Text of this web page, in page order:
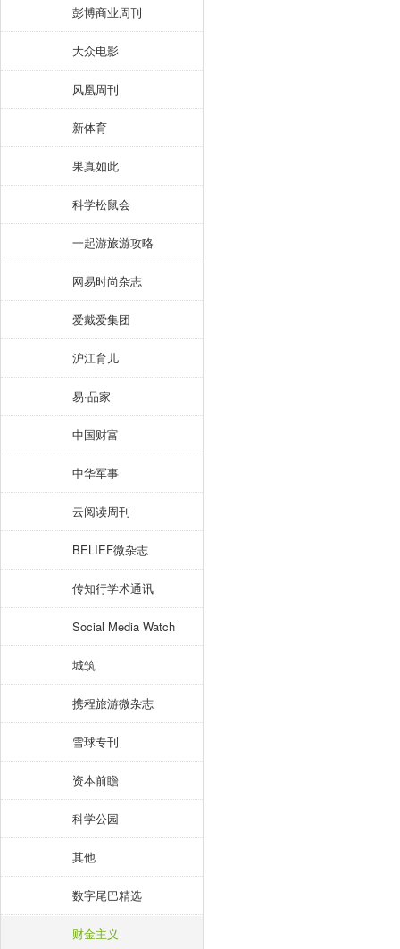
彭博商业周刊
大众电影
凤凰周刊
新体育
果真如此
科学松鼠会
一起游旅游攻略
网易时尚杂志
爱戴爱集团
沪江育儿
易·品家
中国财富
中华军事
云阅读周刊
BELIEF微杂志
传知行学术通讯
Social Media Watch
城筑
携程旅游微杂志
雪球专刊
资本前瞻
科学公园
其他
数字尾巴精选
财金主义